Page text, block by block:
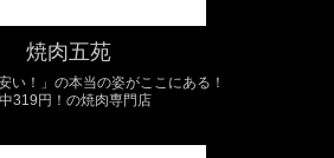
焼肉五苑
い！」の本当の姿がここにある！
319円！の焼肉専門店